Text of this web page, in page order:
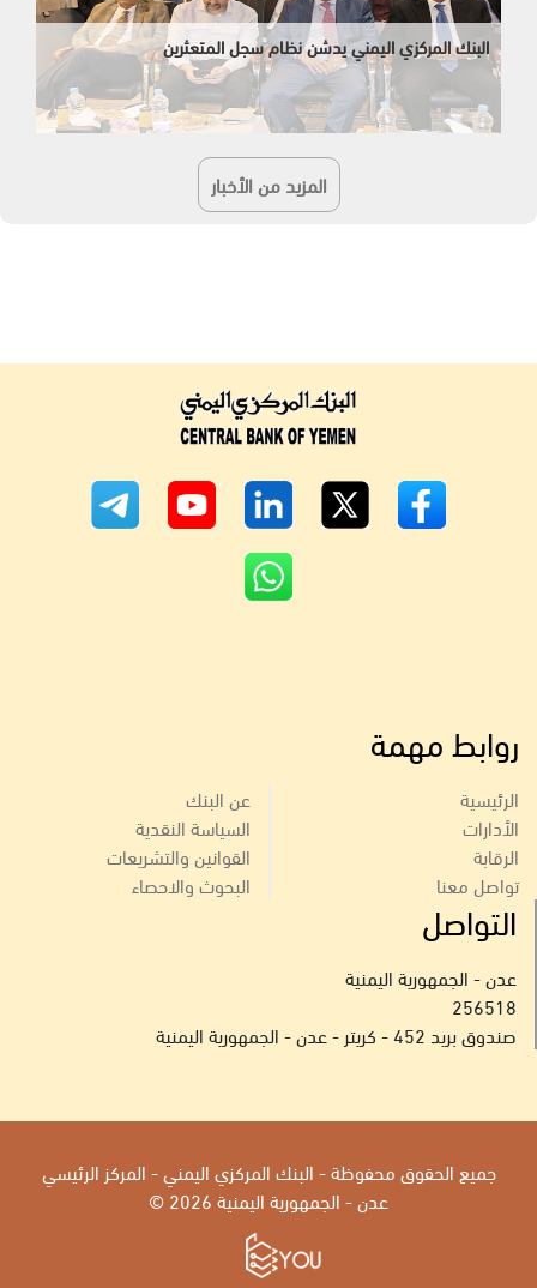
البنك المركزي اليمني يدشن نظام سجل المتعثرين
المزيد من الأخبار
روابط مهمة
الرئيسية
الأدارات
الرقابة
تواصل معنا
عن البنك
السياسة النقدية
القوانين والتشريعات
البحوث والاحصاء
التواصل
عدن - الجمهورية اليمنية
256518
صندوق بريد 452 - كريتر - عدن - الجمهورية اليمنية
جميع الحقوق محفوظة - البنك المركزي اليمني - المركز الرئيسي
عدن - الجمهورية اليمنية 2026 ©